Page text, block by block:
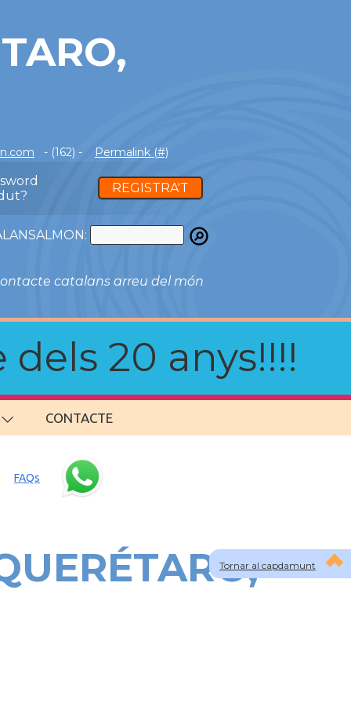
- (162) - Permalink (#)
REGISTRA'T
catalans arreu del món
20 anys!!!!
CONTACTE
Tornar al capdamunt
FAQs